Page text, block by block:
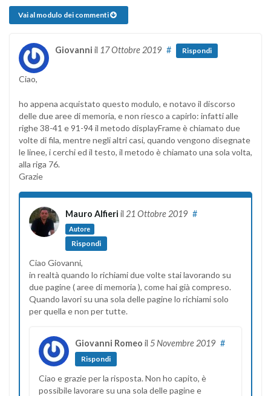
Vai al modulo dei commenti
Giovanni il 17 Ottobre 2019 # Rispondi
Ciao,
ho appena acquistato questo modulo, e notavo il discorso
delle due aree di memoria, e non riesco a capirlo: infatti alle
righe 38-41 e 91-94 il metodo displayFrame è chiamato due
volte di fila, mentre negli altri casi, quando vengono disegnate
le linee, i cerchi ed il testo, il metodo è chiamato una sola volta,
alla riga 76.
Grazie
Mauro Alfieri il 21 Ottobre 2019
Autore
#
Rispondi
Ciao Giovanni,
in realtà quando lo richiami due volte stai lavorando su
due pagine ( aree di memoria ), come hai già compreso.
Quando lavori su una sola delle pagine lo richiami solo
per quella e non per tutte.
Giovanni Romeo il 5 Novembre 2019 #
Rispondi
Ciao e grazie per la risposta. Non ho capito, è
possibile lavorare su una sola delle pagine e